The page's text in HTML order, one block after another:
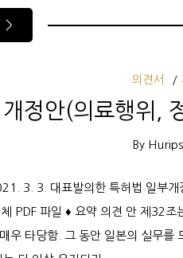
>
의견서
정안(의료행위,
By Hurips
3. 3. 대표발의한 특허법 일부
PDF 파일 ♦ 요약 의견 안 제32조
우 타당함. 그 동안 일본의 실무를